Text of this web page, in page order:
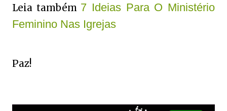
Leia também 7 Ideias Para O Ministério
Feminino Nas Igrejas
Paz!